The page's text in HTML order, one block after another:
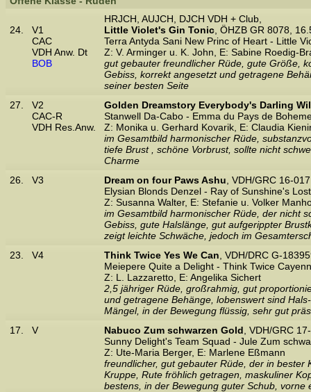
24.
V1
CAC
VDH Anw. Dt
BOB
HRJCH, AUJCH, DJCH VDH + Club,
Little Violet's Gin Tonic , ÖHZB GR 8078,
Terra Antyda Sani New Princ of Heart - Little
Z: V. Arminger u. K. John, E: Sabine Roedig-
gut gebauter freundlicher Rüde, gute Größe,
Gebiss, korrekt angesetzt und getragene
seiner besten Seite
27.
V2
CAC-R
VDH Res.Anw.
Golden Dreamstory Everybody's Darling
Stanwell Da-Cabo - Emma du Pays de
Z: Monika u. Gerhard Kovarik, E: Claudia
im Gesamtbild harmonischer Rüde,
tiefe Brust , schöne Vorbrust, sollte nicht
Charme
26.
V3 Dream on four Paws Ashu , VDH/GRC 16-
Elysian Blonds Denzel - Ray of Sunshine's
Z: Susanna Walter, E: Stefanie u. Volker
im Gesamtbild harmonischer Rüde, der nicht
Gebiss, gute Halslänge, gut aufgerippter
zeigt leichte Schwäche, jedoch im
23.
V4 Think Twice Yes We Can , VDH/DRC G-
Meiepere Quite a Delight - Think Twice
Z: L. Lazzaretto, E: Angelika Sichert
2,5 jähriger Rüde, großrahmig, gut
und getragene Behänge, lobenswert sind
Mängel, in der Bewegung flüssig, sehr gut
17.
V Nabuco Zum schwarzen Gold , VDH/GRC
Sunny Delight's Team Squad - Jule Zum
Z: Ute-Maria Berger, E: Marlene Eßmann
freundlicher, gut gebauter Rüde, der in bester
Kruppe, Rute fröhlich getragen, maskuliner
bestens, in der Bewegung guter Schub, vorne